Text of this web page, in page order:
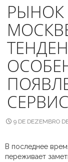
РЫНОК
9 DE DEZEMBRO
В последнее
переживает